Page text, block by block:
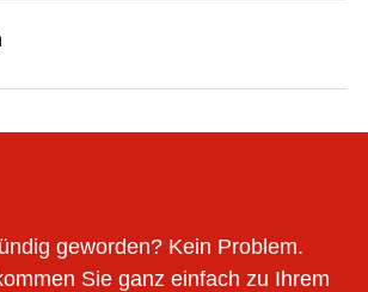
geworden? Kein Problem.
Sie ganz einfach zu Ihrem